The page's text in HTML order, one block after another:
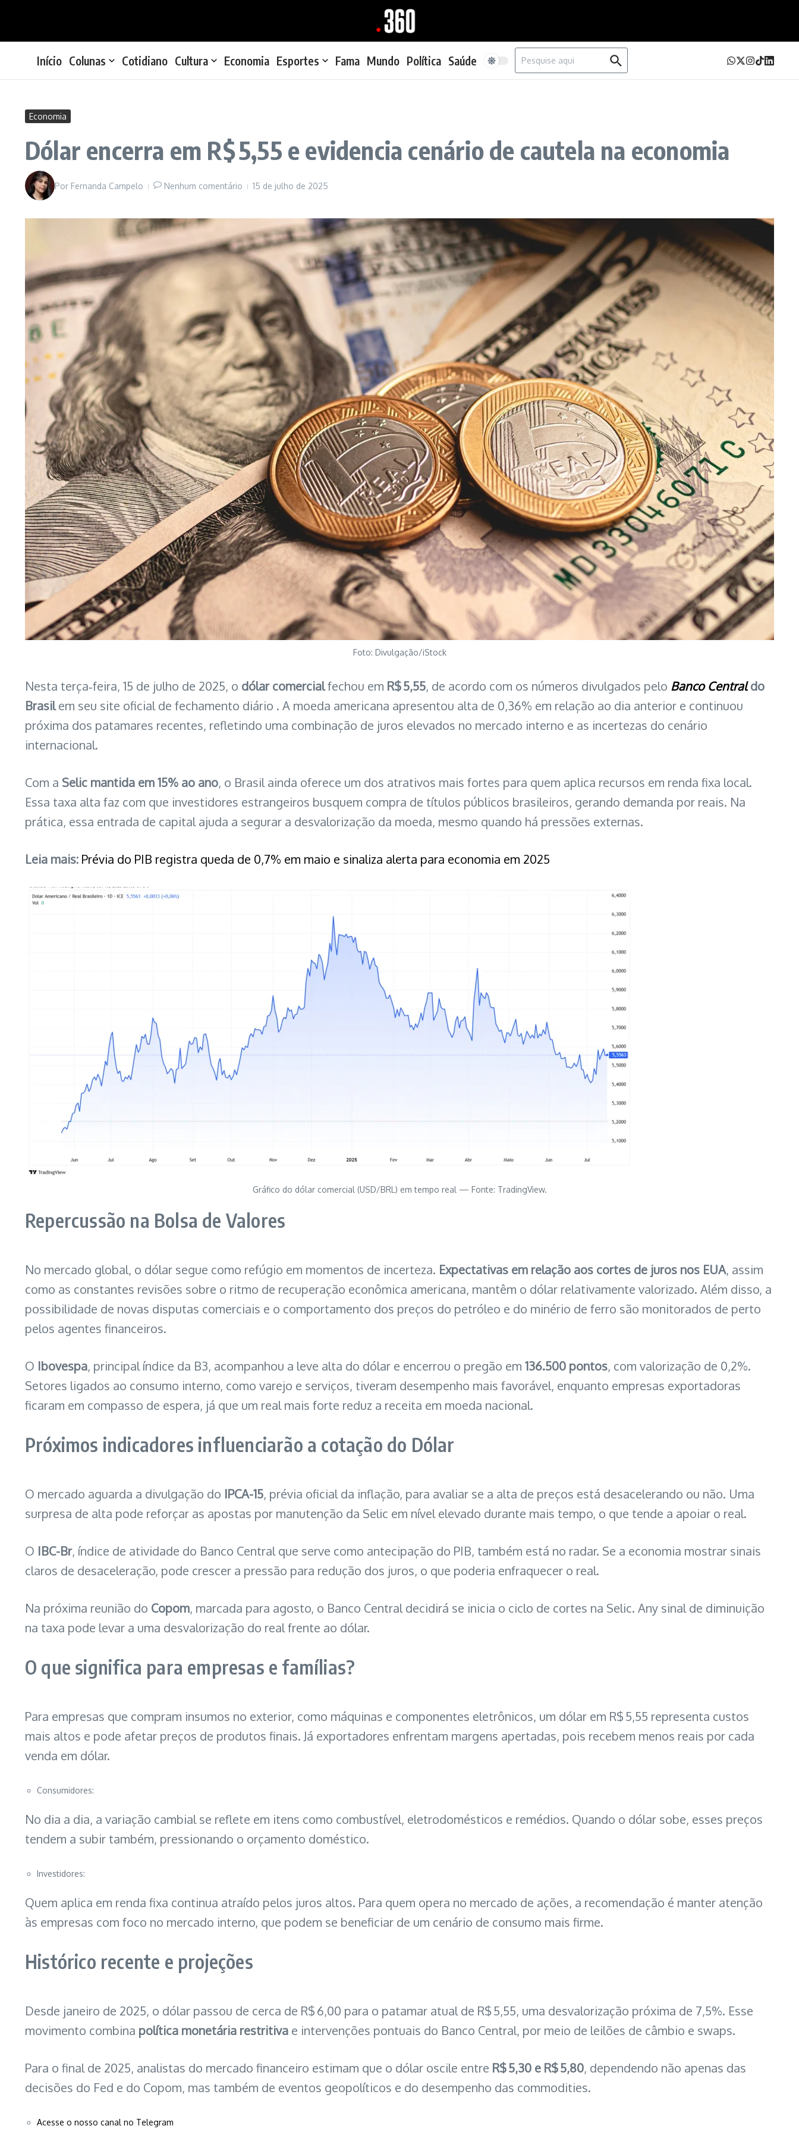
Início Colunas Cotidiano Cultura Economia Esportes Fama Mundo Política Saúde
Procurar por:
Economia
Dólar encerra em R$ 5,55 e evidencia cenário de cautela na economia
Por Fernanda Campelo Nenhum comentário 15 de julho de 2025
Foto: Divulgação/iStock
Nesta terça‑feira, 15 de julho de 2025, o dólar comercialfechou em R$ 5,55, de acordo com os números divulgados pelo Banco Central do
Brasilem seu site oficial de fechamento diário . A moeda americana apresentou alta de 0,36% em relação ao dia anterior e continuou
próxima dos patamares recentes, refletindo uma combinação de juros elevados no mercado interno e as incertezas do cenário
internacional.
Com a Selic mantida em 15% ao ano, o Brasil ainda oferece um dos atrativos mais fortes para quem aplica recursos em renda fixa local.
Essa taxa alta faz com que investidores estrangeiros busquem compra de títulos públicos brasileiros, gerando demanda por reais. Na
prática, essa entrada de capital ajuda a segurar a desvalorização da moeda, mesmo quando há pressões externas.
Leia mais: Prévia do PIB registra queda de 0,7% em maio e sinaliza alerta para economia em 2025
Gráfico do dólar comercial (USD/BRL) em tempo real — Fonte: TradingView.
Repercussão na Bolsa de Valores
No mercado global, o dólar segue como refúgio em momentos de incerteza. Expectativas em relação aos cortes de juros nos EUA, assim
como as constantes revisões sobre o ritmo de recuperação econômica americana, mantêm o dólar relativamente valorizado. Além disso, a
possibilidade de novas disputas comerciais e o comportamento dos preços do petróleo e do minério de ferro são monitorados de perto
pelos agentes financeiros.
O Ibovespa, principal índice da B3, acompanhou a leve alta do dólar e encerrou o pregão em 136.500 pontos, com valorização de 0,2%.
Setores ligados ao consumo interno, como varejo e serviços, tiveram desempenho mais favorável, enquanto empresas exportadoras
ficaram em compasso de espera, já que um real mais forte reduz a receita em moeda nacional.
Próximos indicadores influenciarão a cotação do Dólar
O mercado aguarda a divulgação do IPCA-15, prévia oficial da inflação, para avaliar se a alta de preços está desacelerando ou não. Uma
surpresa de alta pode reforçar as apostas por manutenção da Selic em nível elevado durante mais tempo, o que tende a apoiar o real.
O IBC-Br, índice de atividade do Banco Central que serve como antecipação do PIB, também está no radar. Se a economia mostrar sinais
claros de desaceleração, pode crescer a pressão para redução dos juros, o que poderia enfraquecer o real.
Na próxima reunião do Copom, marcada para agosto, o Banco Central decidirá se inicia o ciclo de cortes na Selic. Any sinal de diminuição
na taxa pode levar a uma desvalorização do real frente ao dólar.
O que significa para empresas e famílias?
Para empresas que compram insumos no exterior, como máquinas e componentes eletrônicos, um dólar em R$ 5,55 representa custos
mais altos e pode afetar preços de produtos finais. Já exportadores enfrentam margens apertadas, pois recebem menos reais por cada
venda em dólar.
Consumidores:
No dia a dia, a variação cambial se reflete em itens como combustível, eletrodomésticos e remédios. Quando o dólar sobe, esses preços
tendem a subir também, pressionando o orçamento doméstico.
Investidores:
Quem aplica em renda fixa continua atraído pelos juros altos. Para quem opera no mercado de ações, a recomendação é manter atenção
às empresas com foco no mercado interno, que podem se beneficiar de um cenário de consumo mais firme.
Histórico recente e projeções
Desde janeiro de 2025, o dólar passou de cerca de R$ 6,00 para o patamar atual de R$ 5,55, uma desvalorização próxima de 7,5%. Esse
movimento combina política monetária restritiva e intervenções pontuais do Banco Central, por meio de leilões de câmbio e swaps.
Para o final de 2025, analistas do mercado financeiro estimam que o dólar oscile entre R$ 5,30 e R$ 5,80, dependendo não apenas das
decisões do Fed e do Copom, mas também de eventos geopolíticos e do desempenho das commodities.
Acesse o nosso canal no Telegram